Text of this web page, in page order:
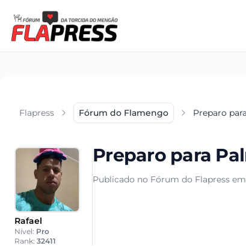
Flapress Fórum do Flamengo Preparo
Rafael
Nível: Pro
Rank: 32411
Preparo para
Publicado no Fórum do Flapress